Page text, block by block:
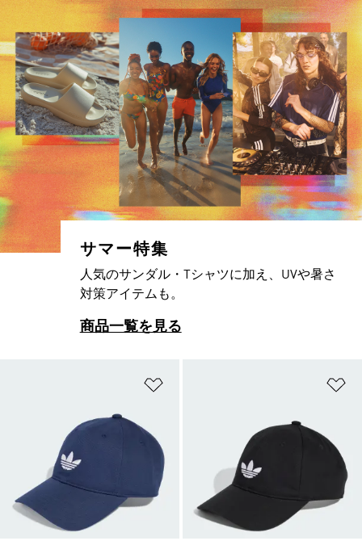
サマー特集
人気のサンダル・Tシャツに加え、UVや暑さ
対策アイテムも。
商品一覧を見る